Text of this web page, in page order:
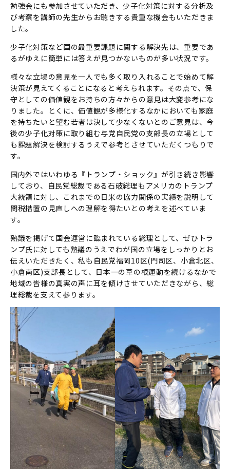
勉強会にも参加させていただき、少子化対策に対する分析及
び考察を講師の先生からお聴きする貴重な機会もいただきま
した。
少子化対策など国の最重要課題に関する解決先は、重要であ
るがゆえに簡単には答えが見つかないものが多い状況です。
様々な立場の意見を一人でも多く取り入れることで始めて解
決策が見えてくることになると考えられます。その点で、保
守としての価値観をお持ちの方々からの意見は大変参考にな
りました。とくに、価値観が多様化するなかにおいても家庭
を持ちたいと望む若者は決して少なくないとのご意見は、今
後の少子化対策に取り組む与党自民党の支部長の立場として
も課題解決を検討するうえで参考とさせていただくつもりで
す。
国内外ではいわゆる『トランプ・ショック』が引き続き影響
しており、自民党総裁である石破総理もアメリカのトランプ
大統領に対し、これまでの日米の協力関係の実績を説明して
関税措置の見直しへの理解を得たいとの考えを述べていま
す。
熟議を掲げて国会運営に臨まれている総理として、ぜひトラ
ンプ氏に対しても熟議のうえでわが国の立場をしっかりとお
伝えいただきたく、私も自民党福岡10区(門司区、小倉北区、
小倉南区)支部長として、日本一の草の根運動を続けるなかで
地域の皆様の真実の声に耳を傾けさせていただきながら、総
理総裁を支えて参ります。